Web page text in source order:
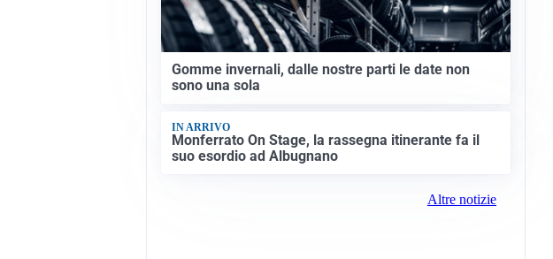
Gomme invernali, dalle nostre parti le date non
sono una sola
IN ARRIVO
Monferrato On Stage, la rassegna itinerante fa il
suo esordio ad Albugnano
Altre notizie